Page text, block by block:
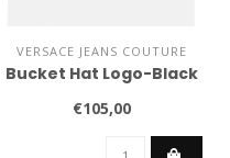
VERSACE JEANS COUTURE
Bucket Hat Logo-Black
€105,00